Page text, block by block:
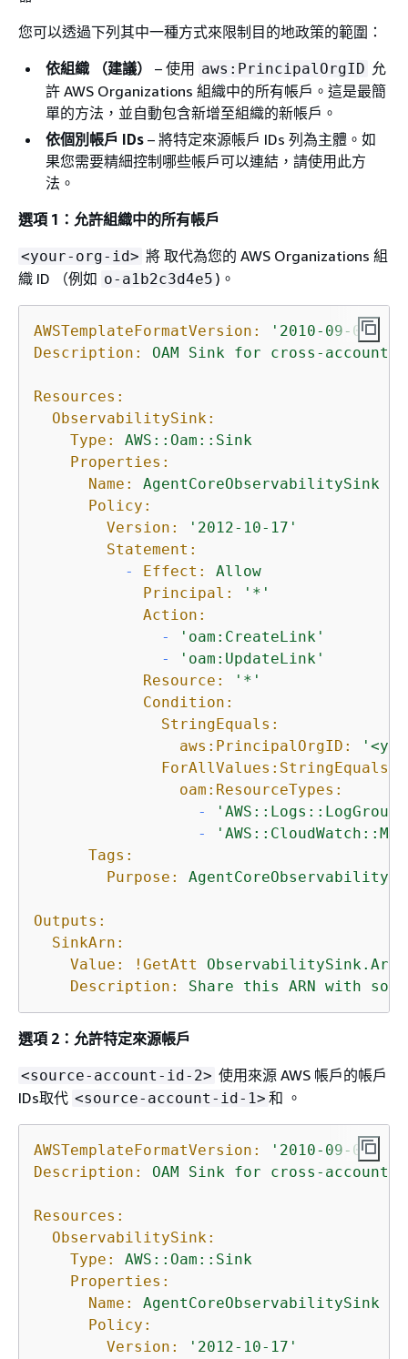
您可以透過下列其中一種方式來限制目的地政策的範圍：
依組織 （建議）
– 使用 aws:PrincipalOrgID 允
許 AWS Organizations 組織中的所有帳戶。這是最簡
單的方法，並自動包含新增至組織的新帳戶。
依個別帳戶 IDs – 將特定來源帳戶 IDs 列為主體。如
果您需要精細控制哪些帳戶可以連結，請使用此方
法。
選項 1：允許組織中的所有帳戶
<your-org-id> 將 取代為您的 AWS Organizations 組
織 ID （例如 o-a1b2c3d4e5 )。
AWSTemplateFormatVersion:
'2010-09-09'
Description:
OAM Sink for cross-account
Resources:
ObservabilitySink:
Type:
AWS::Oam::Sink
Properties:
Name:
AgentCoreObservabilitySink
Policy:
Version:
'2012-10-17'
Statement:
-
Effect:
Allow
Principal:
'*'
Action:
-
'oam:CreateLink'
-
'oam:UpdateLink'
Resource:
'*'
Condition:
StringEquals:
aws:PrincipalOrgID:
ForAllValues:StringEquals:
oam:ResourceTypes:
-
'AWS::Logs::LogGroup'
-
Tags:
Purpose:
AgentCoreObservability
Outputs:
SinkArn:
Value:
!GetAtt
ObservabilitySink.Arn
Description:
Share this ARN with
選項 2：允許特定來源帳戶
<source-account-id-2> 使用來源 AWS 帳戶的帳戶
IDs取代 <source-account-id-1> 和 。
AWSTemplateFormatVersion:
'2010-09-09'
Description:
OAM Sink for cross-account
Resources:
ObservabilitySink:
Type:
AWS::Oam::Sink
Properties:
Name:
AgentCoreObservabilitySink
Policy:
Version:
'2012-10-17'